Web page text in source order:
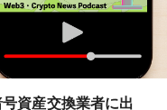
資産交換業者に出